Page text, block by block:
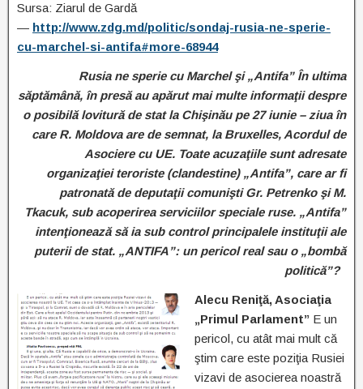
Sursa: Ziarul de Gardă
— http://www.zdg.md/politic/sondaj-rusia-ne-sperie-
cu-marchel-si-antifa#more-68944
Rusia ne sperie cu Marchel şi „Antifa” În ultima
săptămână, în presă au apărut mai multe informaţii despre
o posibilă lovitură de stat la Chişinău pe 27 iunie – ziua în
care R. Moldova are de semnat, la Bruxelles, Acordul de
Asociere cu UE. Toate acuzaţiile sunt adresate
organizaţiei teroriste (clandestine) „Antifa”, care ar fi
patronată de deputaţii comunişti Gr. Petrenko şi M.
Tkacuk, sub acoperirea serviciilor speciale ruse. „Antifa”
intenţionează să ia sub control principalele instituţii ale
puterii de stat. „ANTIFA”: un pericol real sau o „bombă
politică”?
Alecu Reniţă, Asociaţia
„Primul Parlament” E un
pericol, cu atât mai mult că
ştim care este poziţia Rusiei
vizavi de asocierea noastră